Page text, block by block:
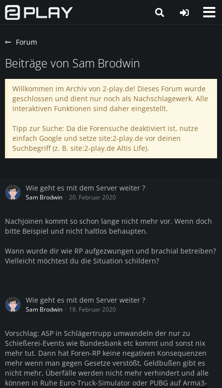
Forum
Beiträge von Sam Brodwin
Willkommen im Archiv von 2-play.de! Dieses Forum wurde
geschlossen und dient nur noch als Nachschlagewerk. Alle
interaktiven Funktionen sind daher eingestellt.
Tipp zur Suche: Da die Forensuche deaktiviert ist, nutze
einfach Google und setze site:2-play.de vor deinen
Suchbegriff (z. B. site:2-play.de Altis Life).
Wie geht es mit dem Server weiter ?
Sam Brodwin 20. Februar 2020
Nachjoinen kommt so schon lange nicht mehr vor. Wenn doch
bitte Beispiel und nicht haltlos behaupten.
Wann wurde dir wie RP aufgezwungen und brachial betreiben?
Vielleicht möchtest du die Situation schildern?
Wie geht es mit dem Server weiter ?
Sam Brodwin 18. Februar 2020
Vorschlag: ASP in Schlägertrupp umwandeln der nur zu
Schießerei-Events wie Bundesbank etc kommt und sonst nix
mehr tut. Dann hat Foren-RP keine negativen Konsequenzen
mehr wenn man gegen Gesetze verstößt, Geldbußen gibt es
nicht mehr, Überfälle werden nicht mehr verhindert und alle
können in Ruhe Euro-Truck-Simulator oder PUBG auf Arma3-